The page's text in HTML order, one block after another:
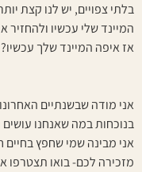
בלתי צפויים, יש לנו קצת
המיינד שלי עכשיו ולהחזיר
אז איפה המיינד שלך עכשיו?
אני מודה שבשנתיים
בנוכחות במה שאנחנו
אני מבינה שמי שחפץ בחיים
מזכירה לכם- בואו תצטרפו